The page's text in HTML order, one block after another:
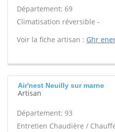
Département: 69
Climatisation réversible -
Voir la fiche artisan : Ghr
Air'nest Neuilly sur marne
Artisan
Département: 93
Entretien Chaudière /